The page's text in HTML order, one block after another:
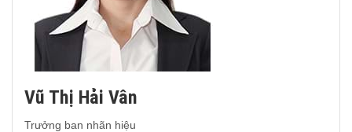
Vũ Thị Hải Vân
Trưởng ban nhãn hiệu